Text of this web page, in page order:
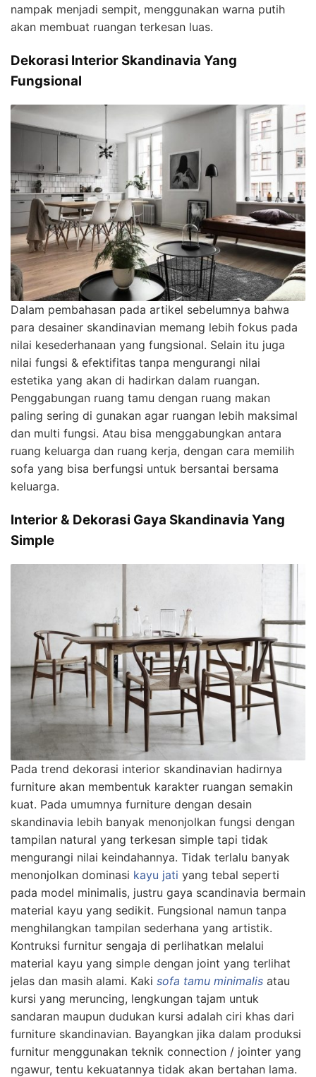
nampak menjadi sempit, menggunakan warna putih
akan membuat ruangan terkesan luas.
Dekorasi Interior Skandinavia Yang
Fungsional
Dalam pembahasan pada artikel sebelumnya bahwa
para desainer skandinavian memang lebih fokus pada
nilai kesederhanaan yang fungsional. Selain itu juga
nilai fungsi & efektifitas tanpa mengurangi nilai
estetika yang akan di hadirkan dalam ruangan.
Penggabungan ruang tamu dengan ruang makan
paling sering di gunakan agar ruangan lebih maksimal
dan multi fungsi. Atau bisa menggabungkan antara
ruang keluarga dan ruang kerja, dengan cara memilih
sofa yang bisa berfungsi untuk bersantai bersama
keluarga.
Interior & Dekorasi Gaya Skandinavia Yang
Simple
Pada trend dekorasi interior skandinavian hadirnya
furniture akan membentuk karakter ruangan semakin
kuat. Pada umumnya furniture dengan desain
skandinavia lebih banyak menonjolkan fungsi dengan
tampilan natural yang terkesan simple tapi tidak
mengurangi nilai keindahannya. Tidak terlalu banyak
menonjolkan dominasi kayu jati yang tebal seperti
pada model minimalis, justru gaya scandinavia bermain
material kayu yang sedikit. Fungsional namun tanpa
menghilangkan tampilan sederhana yang artistik.
Kontruksi furnitur sengaja di perlihatkan melalui
material kayu yang simple dengan joint yang terlihat
jelas dan masih alami. Kaki sofa tamu minimalis atau
kursi yang meruncing, lengkungan tajam untuk
sandaran maupun dudukan kursi adalah ciri khas dari
furniture skandinavian. Bayangkan jika dalam produksi
furnitur menggunakan teknik connection / jointer yang
ngawur, tentu kekuatannya tidak akan bertahan lama.